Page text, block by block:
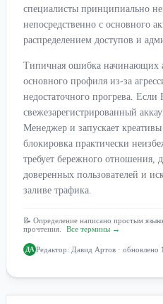
специалисты принципиально
непосредственно с основного
распределением доступов и
Типичная ошибка начинающих
основного профиля из-за
недостаточного прогрева. Если
свежезарегистрированный
Менеджер и запускает
блокировка практически
требует бережного отношения,
доверенных пользователей и
заливе трафика.
📝 Определение написано простым
прочтения.
Все термины →
ДА Редактор: Давид Артов · обновлено